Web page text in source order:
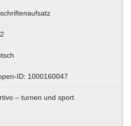
ID: 1000160047
– turnen und sport